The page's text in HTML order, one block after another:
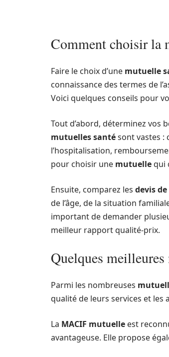
Comment choisir la
Faire le choix d’une mutuelle
connaissance des termes de
Voici quelques conseils pour
Tout d’abord, déterminez vos
mutuelles santésont vastes :
l’hospitalisation,
pour choisir une mutuellequi
Ensuite, comparez les devis
de l’âge, de la situation
important de demander
meilleur rapport qualité-prix.
Quelques
Parmi les nombreuses
qualité de leurs services et les
La MACIF mutuelle est
avantageuse. Elle propose